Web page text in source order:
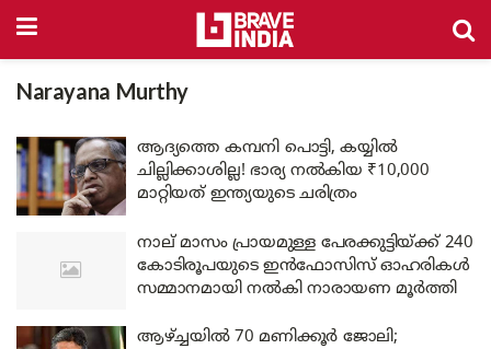
Narayana Murthy
ആദ്യത്തെ കമ്പനി പൊട്ടി, കയ്യിൽ
ചില്ലിക്കാശില്ല! ഭാര്യ നൽകിയ ₹10,000
മാറ്റിയത് ഇന്ത്യയുടെ ചരിത്രം
നാല് മാസം പ്രായമുള്ള പേരക്കുട്ടിയ്ക്ക് 240
കോടിരൂപയുടെ ഇൻഫോസിസ് ഓഹരികൾ
സമ്മാനമായി നൽകി നാരായണ മൂർത്തി
ആഴ്ച്ചയിൽ 70 മണിക്കൂർ ജോലി;